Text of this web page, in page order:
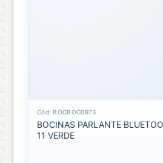
Cód: BOCBOC0973
BOCINAS PARLANTE
11 VERDE